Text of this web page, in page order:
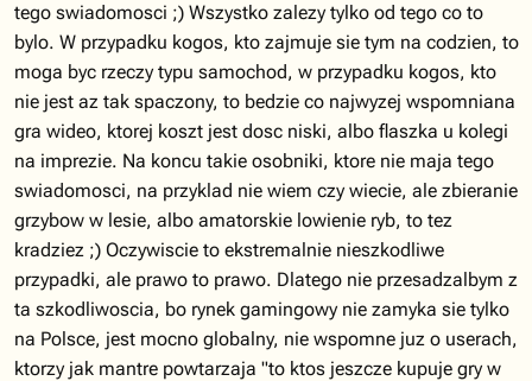
tego swiadomosci ;) Wszystko zalezy tylko od tego co to
bylo. W przypadku kogos, kto zajmuje sie tym na codzien, to
moga byc rzeczy typu samochod, w przypadku kogos, kto
nie jest az tak spaczony, to bedzie co najwyzej wspomniana
gra wideo, ktorej koszt jest dosc niski, albo flaszka u kolegi
na imprezie. Na koncu takie osobniki, ktore nie maja tego
swiadomosci, na przyklad nie wiem czy wiecie, ale zbieranie
grzybow w lesie, albo amatorskie lowienie ryb, to tez
kradziez ;) Oczywiscie to ekstremalnie nieszkodliwe
przypadki, ale prawo to prawo. Dlatego nie przesadzalbym z
ta szkodliwoscia, bo rynek gamingowy nie zamyka sie tylko
na Polsce, jest mocno globalny, nie wspomne juz o userach,
ktorzy jak mantre powtarzaja "to ktos jeszcze kupuje gry w